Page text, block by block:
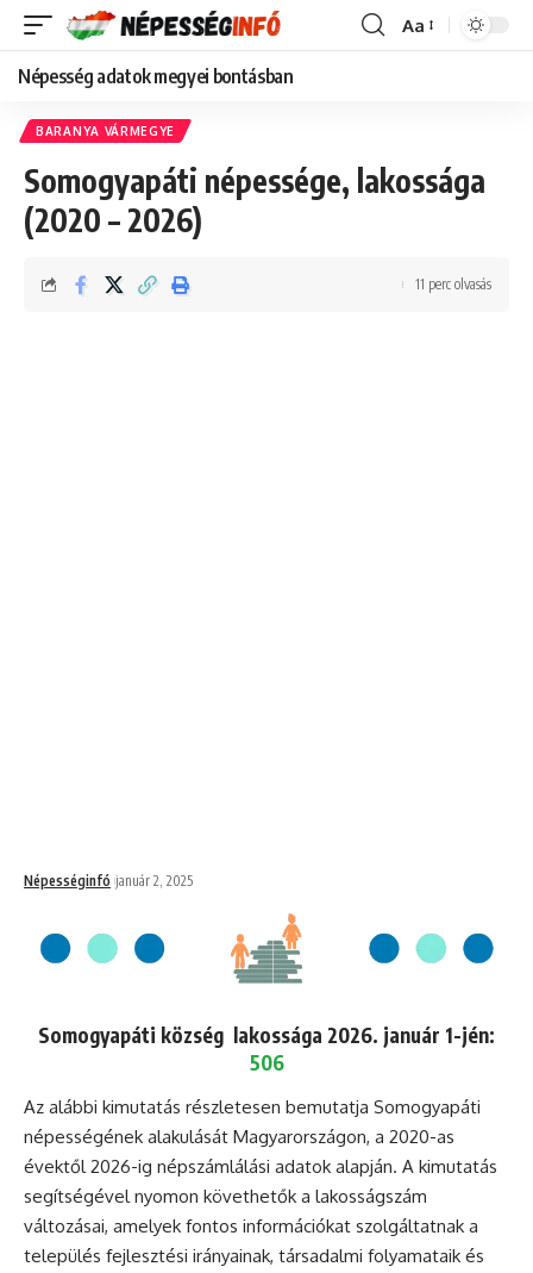
Font
Aa
Népesség adatok megyei bontásban
BARANYA VÁRMEGYE
Somogyapáti népessége, lakossága
(2020 – 2026)
Népességinfó január 2, 2025
11 perc olvasás
Somogyapáti község lakossága 2026. január 1-jén:
506
Az alábbi kimutatás részletesen bemutatja Somogyapáti
népességének alakulását Magyarországon, a 2020-as
évektől 2026-ig népszámlálási adatok alapján. A kimutatás
segítségével nyomon követhetők a lakosságszám
változásai, amelyek fontos információkat szolgáltatnak a
település fejlesztési irányainak, társadalmi folyamataik és